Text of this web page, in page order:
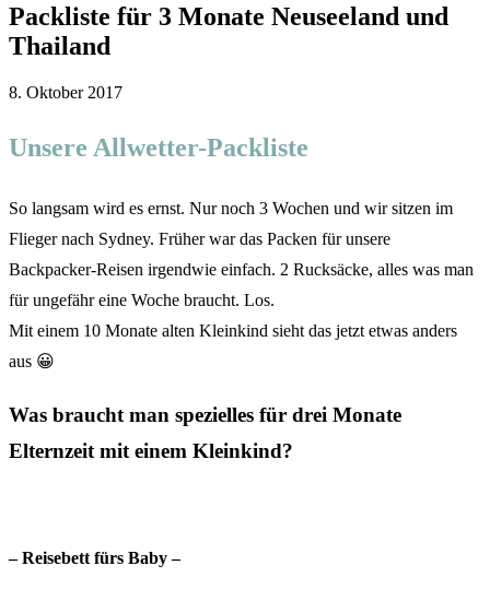
Packliste für 3 Monate Neuseeland und
Thailand
8. Oktober 2017
Unsere Allwetter-Packliste
So langsam wird es ernst. Nur noch 3 Wochen und wir sitzen im
Flieger nach Sydney. Früher war das Packen für unsere
Backpacker-Reisen irgendwie einfach. 2 Rucksäcke, alles was man
für ungefähr eine Woche braucht. Los.
Mit einem 10 Monate alten Kleinkind sieht das jetzt etwas anders
aus 😀
Was braucht man spezielles für drei Monate
Elternzeit mit einem Kleinkind?
– Reisebett fürs Baby –